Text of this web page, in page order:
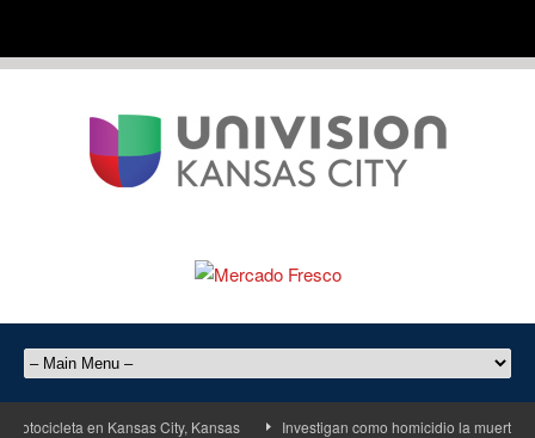
en Kansas City, Kansas Investigan como homicidio la muerte de